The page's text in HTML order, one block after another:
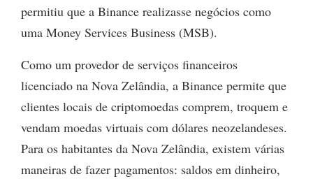
permitiu que a Binance realizasse negócios como
uma Money Services Business (MSB).
Como um provedor de serviços financeiros
licenciado na Nova Zelândia, a Binance permite que
clientes locais de criptomoedas comprem, troquem e
vendam moedas virtuais com dólares neozelandeses.
Para os habitantes da Nova Zelândia, existem várias
maneiras de fazer pagamentos: saldos em dinheiro,